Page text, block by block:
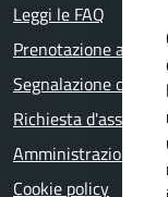
Leggi le FAQ
Prenotazione
Segnalazione
Richiesta
Amministrazione
Cookie policy